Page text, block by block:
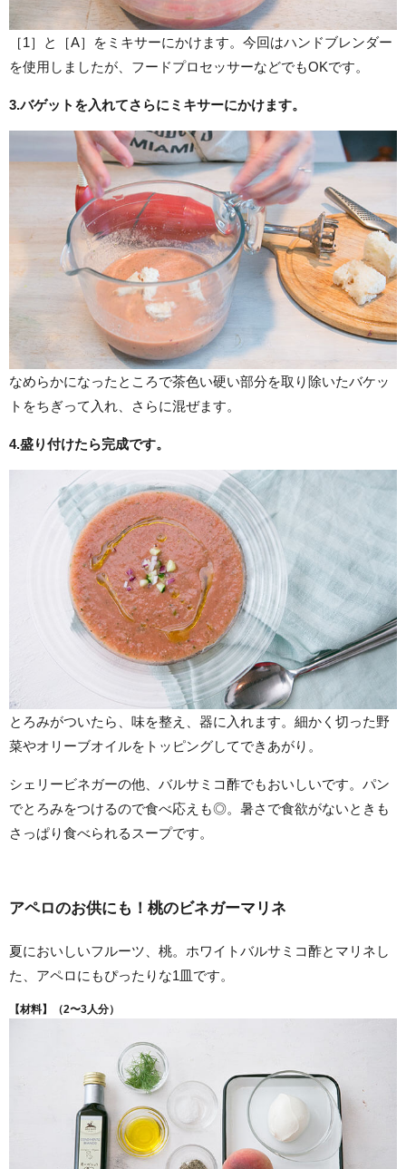
［1］と［A］をミキサーにかけます。今回はハンドブレンダー
を使用しましたが、フードプロセッサーなどでもOKです。
3.バゲットを入れてさらにミキサーにかけます。
なめらかになったところで茶色い硬い部分を取り除いたバケッ
トをちぎって入れ、さらに混ぜます。
4.盛り付けたら完成です。
とろみがついたら、味を整え、器に入れます。細かく切った野
菜やオリーブオイルをトッピングしてできあがり。
シェリービネガーの他、バルサミコ酢でもおいしいです。パン
でとろみをつけるので食べ応えも◎。暑さで食欲がないときも
さっぱり食べられるスープです。
アペロのお供にも！桃のビネガーマリネ
夏においしいフルーツ、桃。ホワイトバルサミコ酢とマリネし
た、アペロにもぴったりな1皿です。
【材料】（2〜3人分）